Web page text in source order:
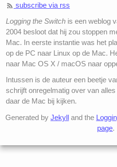
subscribe via rss
Logging the Switch is een weblog
2004 besloot dat hij zou stoppen
Mac. In eerste instantie was het
op de PC naar Linux op de Mac.
naar Mac OS X / macOS naar
Intussen is de auteur een beetje
schrijft onregelmatig over van
daar de Mac bij kijken.
Generated by Jekylland the
page.